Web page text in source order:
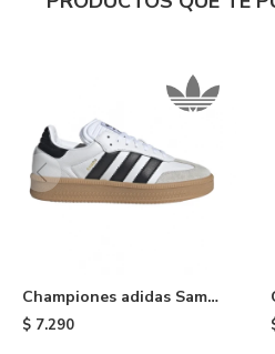
Championes adidas Samba
XLG - White
$ 7.290